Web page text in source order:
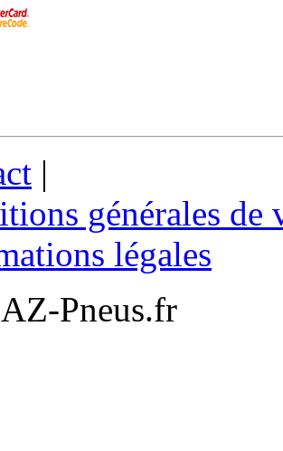
|
générales de
légales
Pneus.fr